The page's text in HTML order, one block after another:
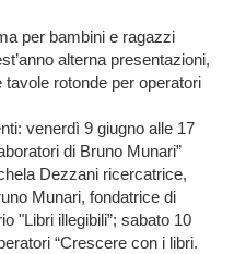
per bambini e ragazzi
alterna presentazioni,
rotonde per operatori
venerdì 9 giugno alle 17
di Bruno Munari”
Dezzani ricercatrice,
Munari, fondatrice di
"Libri illegibili”; sabato 10
“Crescere con i libri.